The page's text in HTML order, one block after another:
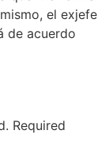
el exjefe
de acuerdo
Required